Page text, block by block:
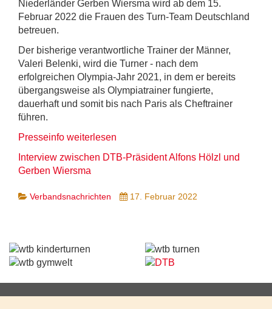
Niederländer Gerben Wiersma wird ab dem 15.
Februar 2022 die Frauen des Turn-Team Deutschland
betreuen.
Der bisherige verantwortliche Trainer der Männer,
Valeri Belenki, wird die Turner - nach dem
erfolgreichen Olympia-Jahr 2021, in dem er bereits
übergangsweise als Olympiatrainer fungierte,
dauerhaft und somit bis nach Paris als Cheftrainer
führen.
Presseinfo weiterlesen
nterview zwischen DTB-Präsident Alfons Hölzl und
Gerben Wiersma
Verbandsnachrichten 17. Februar 2022